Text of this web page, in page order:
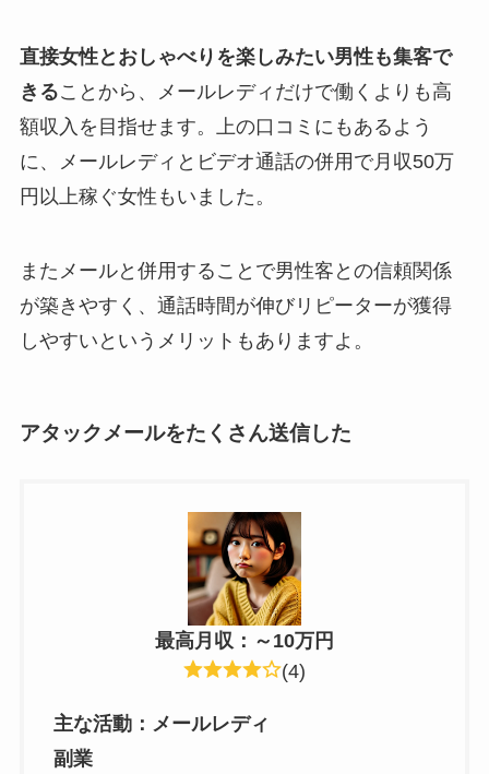
直接女性とおしゃべりを楽しみたい男性も集客で
きることから、メールレディだけで働くよりも高
額収入を目指せます。上の口コミにもあるよう
に、メールレディとビデオ通話の併用で月収50万
円以上稼ぐ女性もいました。
またメールと併用することで男性客との信頼関係
が築きやすく、通話時間が伸びリピーターが獲得
しやすいというメリットもありますよ。
アタックメールをたくさん送信した
最高月収：～10万円
(4)
主な活動： メールレディ
副業